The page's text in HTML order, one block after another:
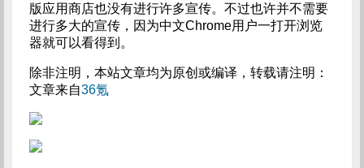
版应用商店也没有进行许多宣传。不过也许并不需要
进行多大的宣传，因为中文Chrome用户一打开浏览
器就可以看得到。
除非注明，本站文章均为原创或编译，转载请注明：
文章来自36氪